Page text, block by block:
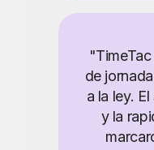
de
a la ley.
y la